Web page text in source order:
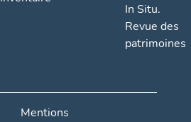
In Situ.
Revue des
patrimoines
Mentions